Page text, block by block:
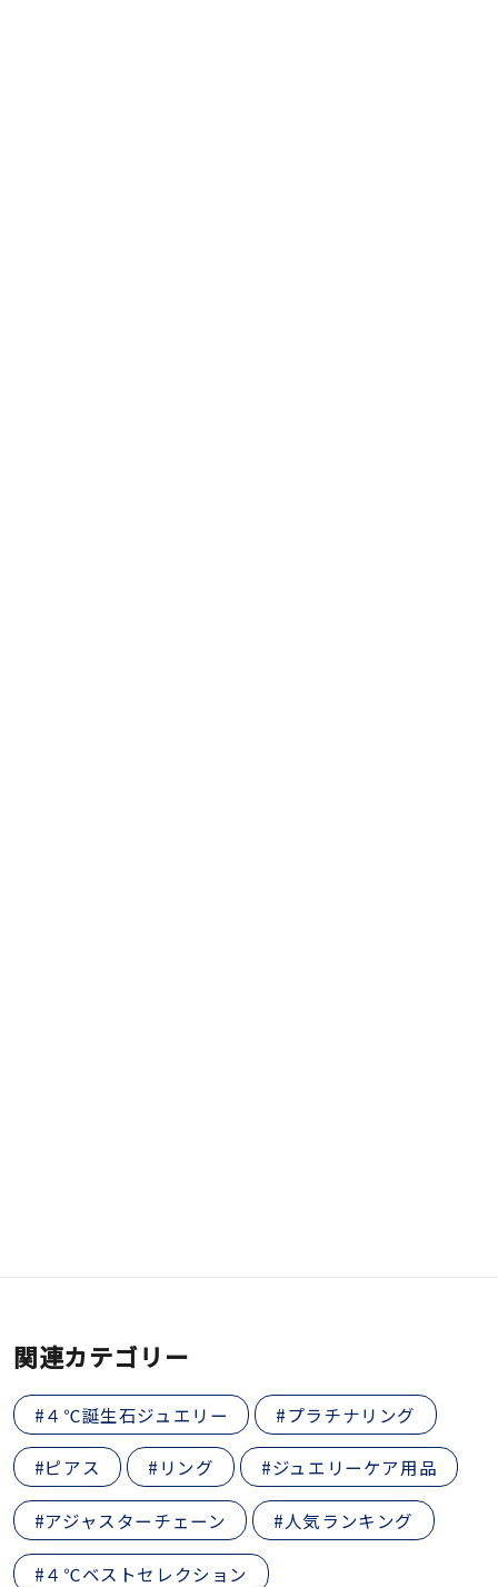
関連カテゴリー
#４℃誕生石ジュエリー #プラチナリング
#ピアス #リング #ジュエリーケア用品
#アジャスターチェーン #人気ランキング
#４℃ベストセレクション